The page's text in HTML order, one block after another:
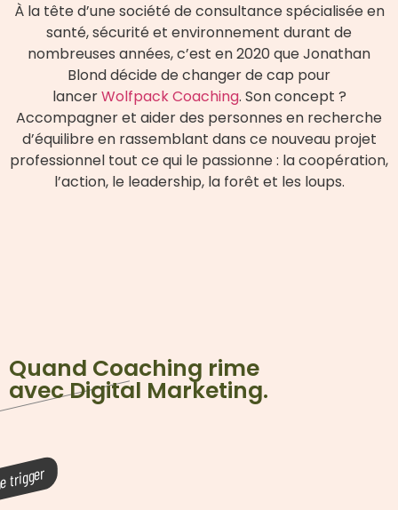
À la tête d’une société de consultance spécialisée en
santé, sécurité et environnement durant de
nombreuses années, c’est en 2020 que Jonathan
Blond décide de changer de cap pour
lancerWolfpack Coaching. Son concept ?
Accompagner et aider des personnes en recherche
d’équilibre en rassemblant dans ce nouveau projet
professionnel tout ce qui le passionne : la coopération,
l’action, le leadership, la forêt et les loups.
Quand Coaching rime
avec Digital Marketing.